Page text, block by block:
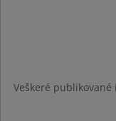
Veškeré